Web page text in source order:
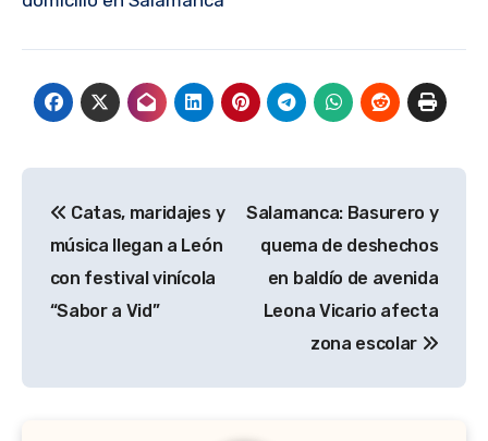
de
entradas
Catas, maridajes y
música llegan a León
con festival vinícola
“Sabor a Vid”
Salamanca: Basurero y
quema de deshechos
en baldío de avenida
Leona Vicario afecta
zona escolar